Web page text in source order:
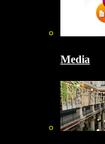
Media